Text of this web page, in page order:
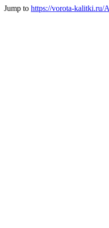
Jump to https://vorota-kalitki.ru/